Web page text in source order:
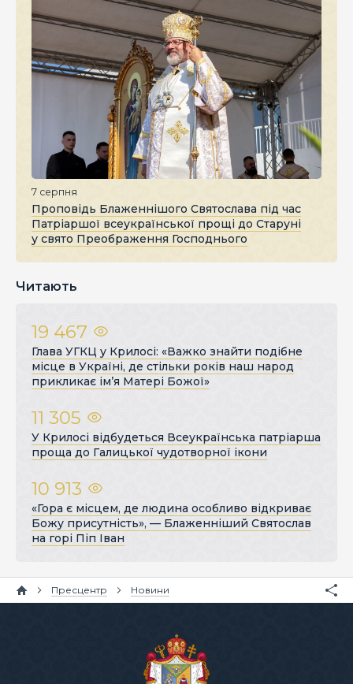
7 серпня
Проповідь Блаженнішого Святослава під час
Патріаршої всеукраїнської прощі до Старуні
у свято Преображення Господнього
Читають
19 467
Глава УГКЦ у Крилосі: «Важко знайти подібне
місце в Україні, де стільки років наш народ
прикликає ім’я Матері Божої»
11 305
У Крилосі відбудеться Всеукраїнська патріарша
проща до Галицької чудотворної ікони
10 913
«Гора є місцем, де людина особливо відкриває
Божу присутність», — Блаженніший Святослав
на горі Піп Іван
Пресцентр Новини